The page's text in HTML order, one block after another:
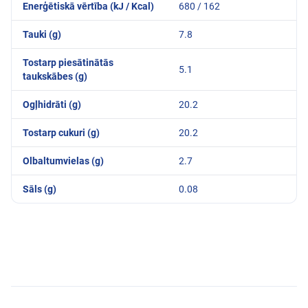
Enerģētiskā vērtība (kJ / Kcal) 680 / 162
Tauki (g) 7.8
Tostarp piesātinātās
taukskābes (g)
5.1
Ogļhidrāti (g) 20.2
Tostarp cukuri (g) 20.2
Olbaltumvielas (g) 2.7
Sāls (g) 0.08